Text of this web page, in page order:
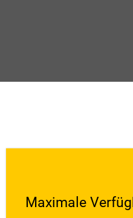
Maximale